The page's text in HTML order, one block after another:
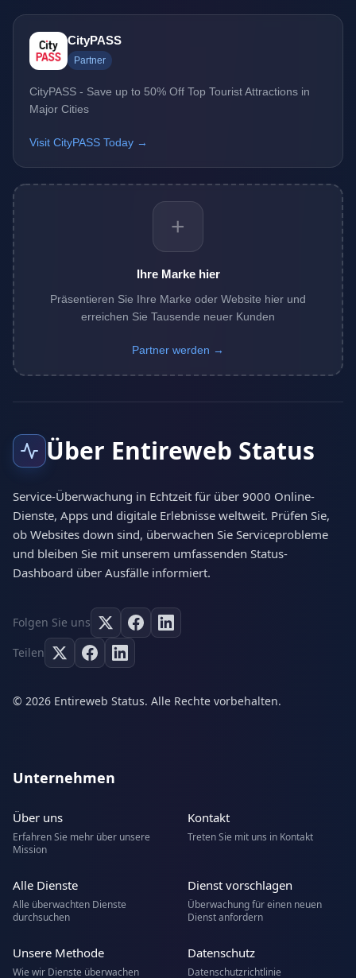
CityPASS
Partner
CityPASS - Save up to 50% Off Top Tourist Attractions in
Major Cities
Visit CityPASS Today →
+
Ihre Marke hier
Präsentieren Sie Ihre Marke oder Website hier und
erreichen Sie Tausende neuer Kunden
Partner werden →
Über Entireweb Status
Service-Überwachung in Echtzeit für über 9000 Online-
Dienste, Apps und digitale Erlebnisse weltweit. Prüfen Sie,
ob Websites down sind, überwachen Sie Serviceprobleme
und bleiben Sie mit unserem umfassenden Status-
Dashboard über Ausfälle informiert.
Folgen Sie uns
Teilen
© 2026 Entireweb Status. Alle Rechte vorbehalten.
Unternehmen
Über uns
Erfahren Sie mehr über unsere
Mission
Kontakt
Treten Sie mit uns in Kontakt
Alle Dienste
Alle überwachten Dienste
durchsuchen
Dienst vorschlagen
Überwachung für einen neuen
Dienst anfordern
Unsere Methode
Wie wir Dienste überwachen
Datenschutz
Datenschutzrichtlinie